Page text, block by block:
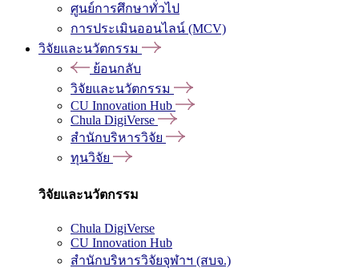
ศูนย์การศึกษาทั่วไป
การประเมินออนไลน์ (MCV)
วิจัยและนวัตกรรม
ย้อนกลับ
วิจัยและนวัตกรรม
CU Innovation Hub
Chula DigiVerse
สำนักบริหารวิจัย
ทุนวิจัย
วิจัยและนวัตกรรม
Chula DigiVerse
CU Innovation Hub
สำนักบริหารวิจัยจุฬาฯ (สบจ.)